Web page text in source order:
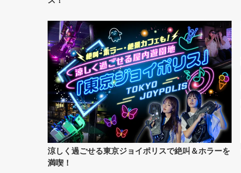
涼しく過ごせる東京ジョイポリスで絶叫＆ホラーを
満喫！